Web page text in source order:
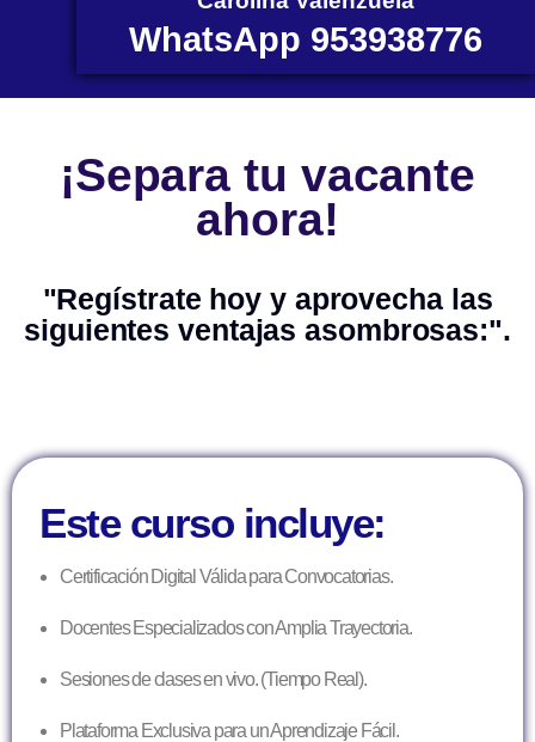
WhatsApp 953938776
¡Separa tu vacante
ahora!
"Regístrate hoy y aprovecha las
siguientes ventajas asombrosas:".
Este curso incluye:
Certificación Digital Válida para Convocatorias.
Docentes Especializados con Amplia Trayectoria.
Sesiones de clases en vivo. (Tiempo Real).
Plataforma Exclusiva para un Aprendizaje Fácil.